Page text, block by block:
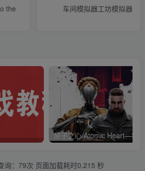
the
车间模拟器工坊模拟器
询：79次 页面加载耗时0.215 秒